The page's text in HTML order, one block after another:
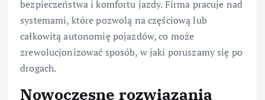
bezpieczeństwa i komfortu jazdy. Firma pracuje nad
systemami, które pozwolą na częściową lub
całkowitą autonomię pojazdów, co może
zrewolucjonizować sposób, w jaki poruszamy się po
drogach.
Nowoczesne rozwiązania